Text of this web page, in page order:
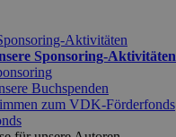
Aktivitäten
Sponsoring-Aktivitäten
Buchspenden
zum VDK-Förderfonds